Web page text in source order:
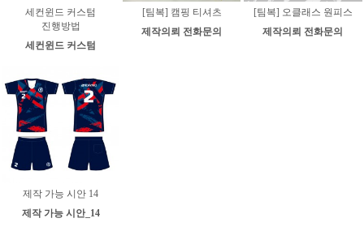
세컨윈드 커스텀
진행방법
세컨윈드 커스텀
[팀복] 캠핑 티셔츠
제작의뢰 전화문의
[팀복] 오클래스 원피스
제작의뢰 전화문의
제작 가능 시안 14
제작 가능 시안_14